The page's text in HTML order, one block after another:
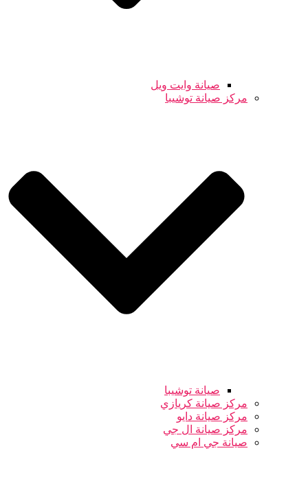
صيانة وايت ويل
مركز صيانة توشيبا
صيانة توشيبا
مركز صيانة كريازي
مركز صيانة دايو
مركز صيانة ال جي
صيانة جي ام سي